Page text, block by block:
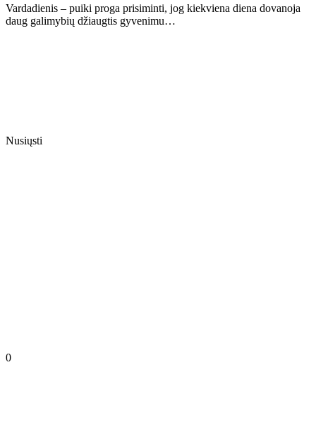
Vardadienis – puiki proga prisiminti, jog kiekviena diena dovanoja
daug galimybių džiaugtis gyvenimu…
Nusiųsti
0